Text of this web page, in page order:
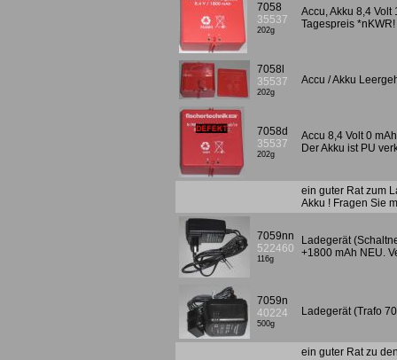
7058
35537
202g
Accu, Akku 8,4
Tagespreis *nKWR!
7058l
35537
202g
Accu / Akku
7058d
35537
202g
Accu 8,4 Volt 0
Der Akku ist PU
ein guter Rat zum
Akku ! Fragen Sie
7059nn
522460
116g
Ladegerät
+1800 mAh NEU.
7059n
40224
500g
Ladegerät (Trafo
ein guter Rat zu